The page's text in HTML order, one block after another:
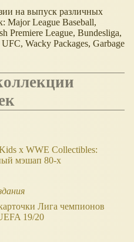
на выпуск различных
Major League Baseball,
Premiere League, Bundesliga,
Wacky Packages, Garbage
x WWE Collectibles:
мэшап 80-х
Лига чемпионов
19/20